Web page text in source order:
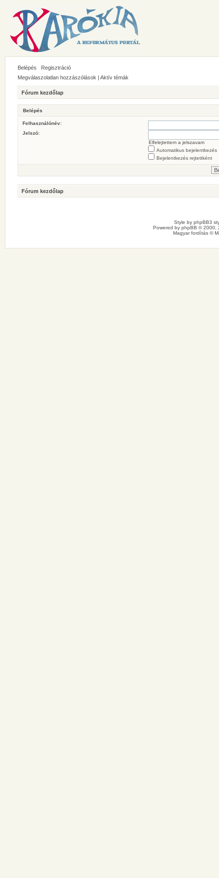
Belépés
Regisztráció
Megválaszolatlan hozzászólások | Aktív témák
Fórum kezdőlap
Belépés
Felhasználónév:
Jelszó:
Elfelejtettem a jelszavam
Automatikus bejelentkezés
Bejelentkezés rejtettként
Fórum kezdőlap
Style by phpBB3
Powered by phpBB © 2000,
Magyar fordítás ©